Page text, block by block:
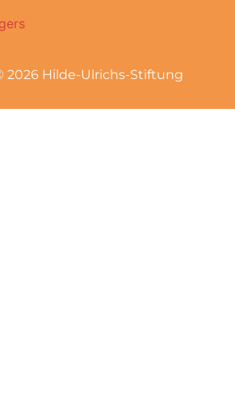
2026 Hilde-Ulrichs-Stiftung